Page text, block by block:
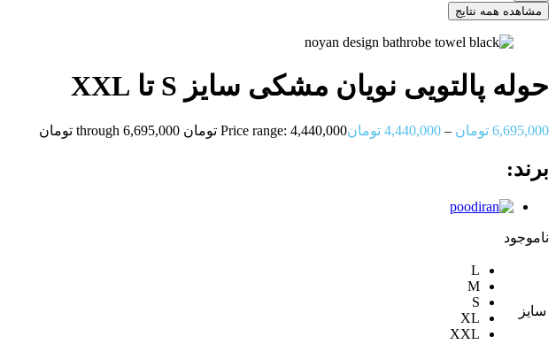
مشاهده همه نتایج
حوله پالتویی نویان مشکی سایز S تا XXL
6,695,000 تومان –
4,440,000 تومانPrice range: 4,440,000 تومان through 6,695,000 تومان
برند:
ناموجود
سایز
L
M
S
XL
XXL